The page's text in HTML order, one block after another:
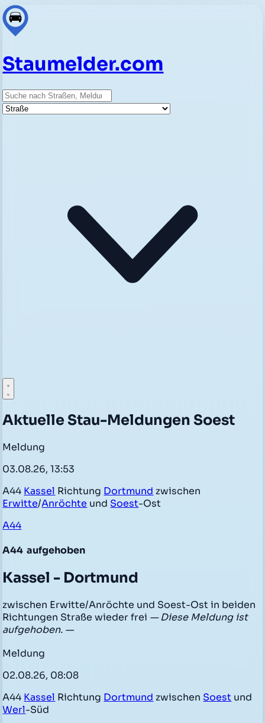
Staumelder.com
Suche
Straße
Aktuelle Stau-Meldungen Soest
Meldung
03.08.26, 13:53
A44 Kassel Richtung Dortmund zwischen
Erwitte/Anröchte und Soest-Ost
A44
A44 aufgehoben
Kassel - Dortmund
zwischen Erwitte/Anröchte und Soest-Ost in beiden
Richtungen Straße wieder frei — Diese Meldung ist
aufgehoben. —
Meldung
02.08.26, 08:08
A44 Kassel Richtung Dortmund zwischen Soest und
Werl-Süd